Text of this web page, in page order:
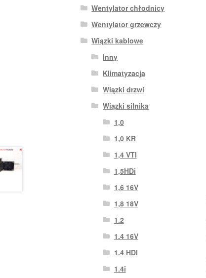
Wentylator chłodnicy
Wentylator grzewczy
Wiązki kablowe
Inny
Klimatyzacja
Wiązki drzwi
Wiązki silnika
1,0
1,0 KR
1,4 VTI
1,5HDi
1,6 16V
1,8 18V
1.2
1.4 16V
1.4 HDI
1.4i